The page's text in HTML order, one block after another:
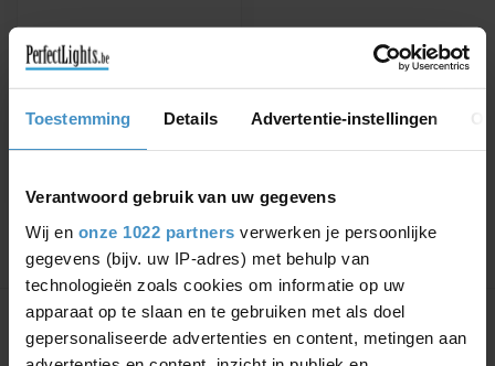
Toestemming Details Advertentie-instellingen
Verantwoord gebruik van uw gegevens
Wij en onze 1022 partners verwerken je persoonlijke
gegevens (bijv. uw IP-adres) met behulp van
technologieën zoals cookies om informatie op uw
apparaat op te slaan en te gebruiken met als doel
gepersonaliseerde advertenties en content, metingen aan
DEVI - WANDLAMP -
1XG9 - ZWART
Zwart - 09201/01/30 -
€32,26
Toon1-1van 1